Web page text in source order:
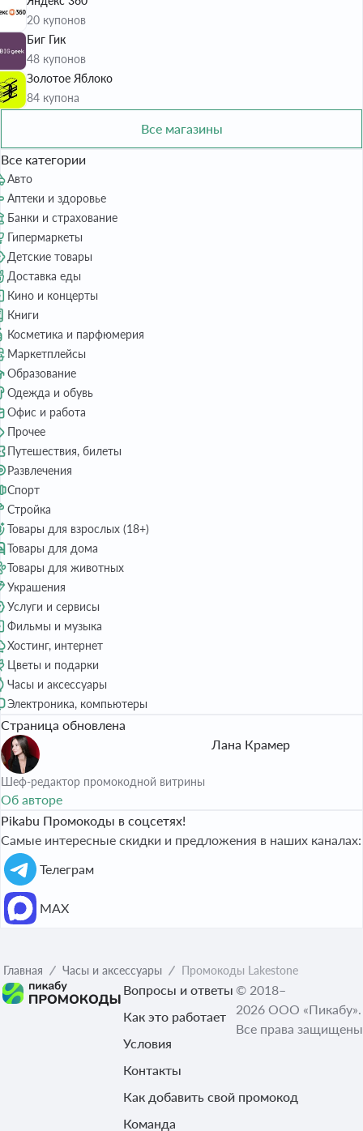
20 купонов
Биг Гик
48 купонов
Золотое Яблоко
84 купона
Все магазины
Все категории
Авто
Аптеки и здоровье
Банки и страхование
Гипермаркеты
Детские товары
Доставка еды
Кино и концерты
Книги
Косметика и парфюмерия
Маркетплейсы
Образование
Одежда и обувь
Офис и работа
Прочее
Путешествия, билеты
Развлечения
Спорт
Стройка
Товары для взрослых (18+)
Товары для дома
Товары для животных
Украшения
Услуги и сервисы
Фильмы и музыка
Хостинг, интернет
Цветы и подарки
Часы и аксессуары
Электроника, компьютеры
Страница обновлена
Лана Крамер
Шеф-редактор промокодной витрины
Об авторе
Pikabu Промокоды в соцсетях!
Самые интересные скидки и предложения в наших каналах:
Телеграм
МАХ
Главная Часы и аксессуары Промокоды Lakestone
Вопросы и ответы
Как это работает
Условия
Контакты
Как добавить свой промокод
Команда
© 2018–
2026 ООО «Пикабу».
Все права защищены